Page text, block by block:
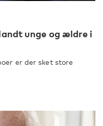
unge og ældre i
er der sket store